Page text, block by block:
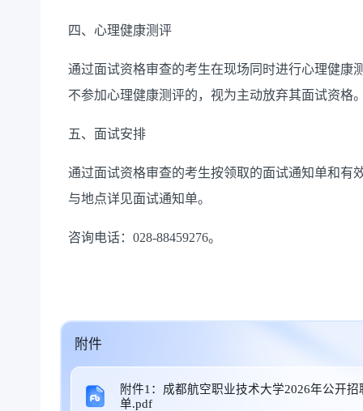
四、心理健康测评
通过面试资格审查的考生在现场同时进行心理健康
不参加心理健康测评的，视为主动放弃其面试资格
五、面试安排
通过面试资格审查的考生按领取的面试通知单和有
与地点详见面试通知单。
咨询电话：028-88459276。
附件
附件1：成都航空职业技术大学2026年公开
单.pdf